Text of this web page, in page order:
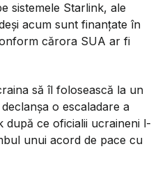
sistemele Starlink, ale
acum sunt finanțate în
cărora SUA ar fi
să îl folosească la un
o escaladare a
după ce oficialii ucraineni l-
unui acord de pace cu